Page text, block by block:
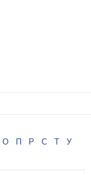
О П Р С Т
У